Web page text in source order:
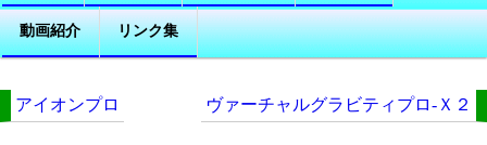
動画紹介 リンク集
アイオンプロ ヴァーチャルグラビティプロ-Ｘ２